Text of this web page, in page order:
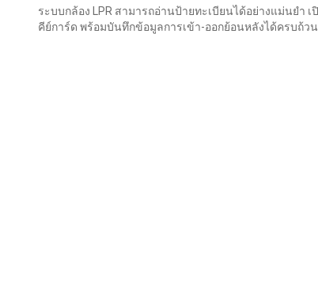
ระบบกล้อง LPR สามารถอ่านป้ายทะเบียนได้อย่างแม่นยำ
คีย์การ์ด พร้อมบันทึกข้อมูลการเข้า-ออกย้อนหลังได้ครบถ้ว